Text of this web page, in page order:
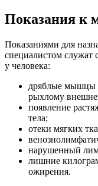
Показания к
Показаниями для
специалистом
у человека:
дряблые мышцы
рыхлому
появление
тела;
отеки мягких
нарушенный
лишние
ожирения.